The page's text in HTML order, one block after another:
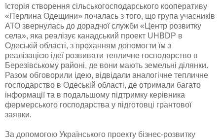
Історія створення сільськогосподарського кооперативу
«Перлина Одещини» почалась з того, що група учасників
АТО звернулась до дорадчої служби «Центр розвитку
села», яка реалізує канадський проект UHBDP в
Одеській області, з проханням допомогти їм з
реалізацією ідеї розвивати тепличне господарство в
Березівському районі, де вони мають земельні ділянки.
Разом обговорили ідею, відвідали аналогічне тепличне
господарство в Одеській області, де отримали багато
інформації та в подальшому підтримку керівника
фермерського господарства у підготовці грантової
заявки.
За допомогою Українського проекту бізнес-розвитку